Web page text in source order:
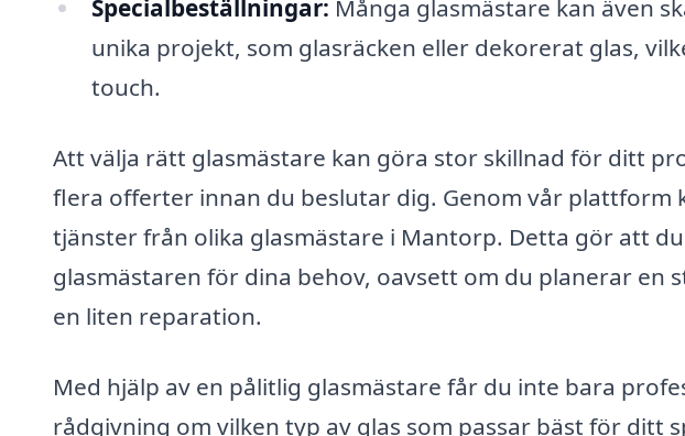
Specialbeställningar: Många glasmästare kan även
unika projekt, som glasräcken eller dekorerat glas,
touch.
Att välja rätt glasmästare kan göra stor skillnad för ditt
flera offerter innan du beslutar dig. Genom vår plattform
tjänster från olika glasmästare i Mantorp. Detta gör att
glasmästaren för dina behov, oavsett om du planerar en
en liten reparation.
Med hjälp av en pålitlig glasmästare får du inte bara
rådgivning om vilken typ av glas som passar bäst för ditt